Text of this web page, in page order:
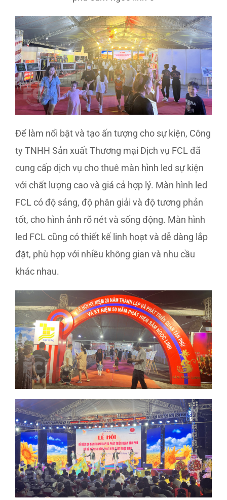
Để làm nổi bật và tạo ấn tượng cho sự kiện, Công
ty TNHH Sản xuất Thương mại Dịch vụ FCL đã
cung cấp dịch vụ cho thuê màn hình led sự kiện
với chất lượng cao và giá cả hợp lý. Màn hình led
FCL có độ sáng, độ phân giải và độ tương phản
tốt, cho hình ảnh rõ nét và sống động. Màn hình
led FCL cũng có thiết kế linh hoạt và dễ dàng lắp
đặt, phù hợp với nhiều không gian và nhu cầu
khác nhau.